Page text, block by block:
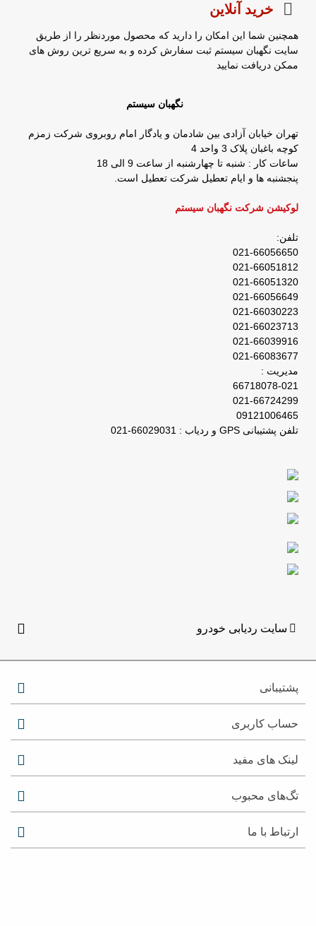
خرید آنلاین
همچنین شما این امکان را دارید که محصول موردنظر را از طریق
سایت نگهبان سیستم ثبت سفارش کرده و به سریع ترین روش های
ممکن دریافت نمایید
نگهبان سیستم
تهران خیابان آزادی بین شادمان و یادگار امام روبروی شرکت زمزم
کوچه باغبان پلاک 3 واحد 4
ساعات کار : شنبه تا چهارشنبه از ساعت 9 الی 18
پنجشنبه ها و ایام تعطیل شرکت تعطیل است.
لوکیشن شرکت نگهبان سیستم
تلفن:
021-66056650
021-66051812
021-66051320
021-66056649
021-66030223
021-66023713
021-66039916
021-66083677
مدیریت :
66718078-021
021-66724299
09121006465
تلفن پشتیبانی GPS و ردیاب : 66029031-021
سایت ردیابی خودرو
پشتیبانی
حساب کاربری
لینک های مفید
تگ‌های محبوب
ارتباط با ما